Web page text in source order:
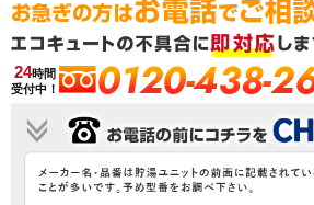
24時間
受付中！
0120-438-